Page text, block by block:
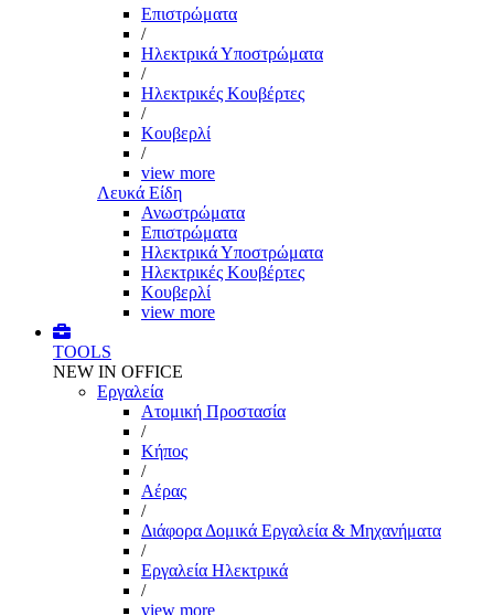
Επιστρώματα
/
Ηλεκτρικά Υποστρώματα
/
Ηλεκτρικές Κουβέρτες
/
Κουβερλί
/
view more
Λευκά Είδη
Ανωστρώματα
Επιστρώματα
Ηλεκτρικά Υποστρώματα
Ηλεκτρικές Κουβέρτες
Κουβερλί
view more
TOOLS
NEW IN OFFICE
Εργαλεία
Aτομική Προστασία
/
Kήπος
/
Αέρας
/
Διάφορα Δομικά Εργαλεία & Μηχανήματα
/
Εργαλεία Ηλεκτρικά
/
view more